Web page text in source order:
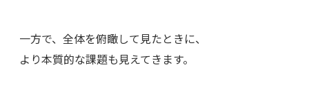
一方で、全体を俯瞰して見たときに、
より本質的な課題も見えてきます。